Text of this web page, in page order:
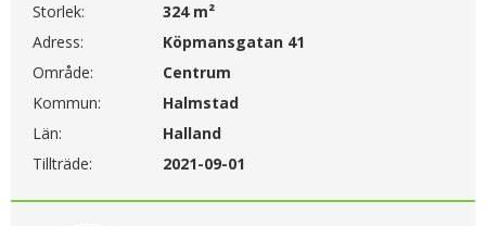
Storlek:
324 m²
Adress:
Köpmansgatan 41
Område:
Centrum
Kommun:
Halmstad
Län:
Halland
Tillträde:
2021-09-01